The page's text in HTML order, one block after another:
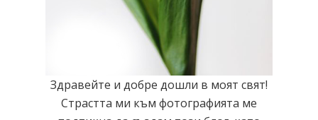
Здравейте и добре дошли в моят свят!
Страстта ми към фотографията ме